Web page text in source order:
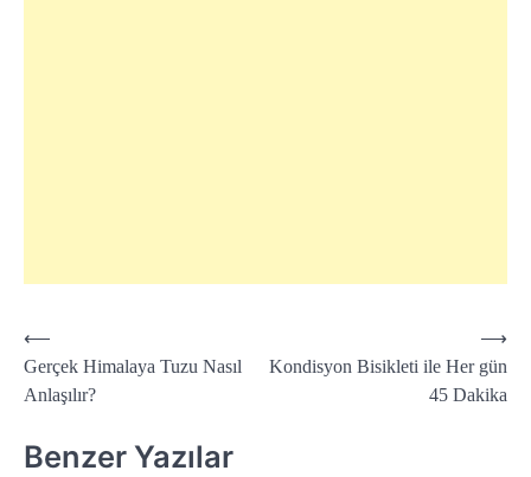
Yazı
dolaşımı
⟵
Gerçek Himalaya Tuzu Nasıl
Anlaşılır?
Kondisyon Bisikleti ile Her gün
45 Dakika
⟶
Benzer Yazılar